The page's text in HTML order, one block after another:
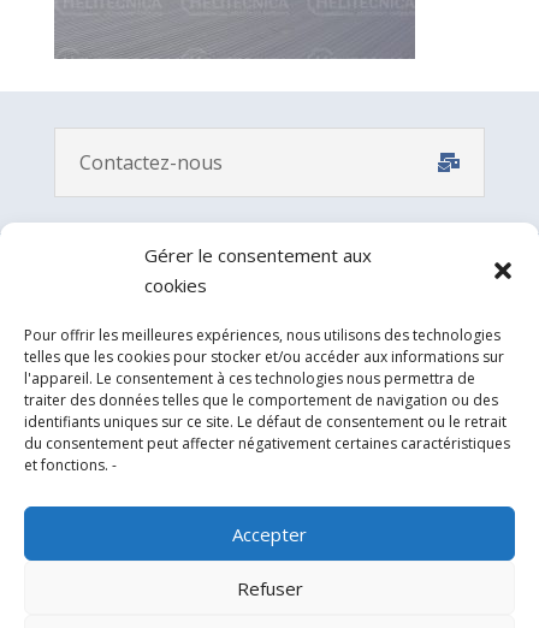
Gérer le consentement aux
cookies
Pour offrir les meilleures expériences, nous utilisons des technologies
telles que les cookies pour stocker et/ou accéder aux informations sur
l'appareil. Le consentement à ces technologies nous permettra de
traiter des données telles que le comportement de navigation ou des
identifiants uniques sur ce site. Le défaut de consentement ou le retrait
du consentement peut affecter négativement certaines caractéristiques
et fonctions. -
Accepter
Refuser
Contactez-nous
Experts en conception, fabrication et fourniture
secteur hospitalier.